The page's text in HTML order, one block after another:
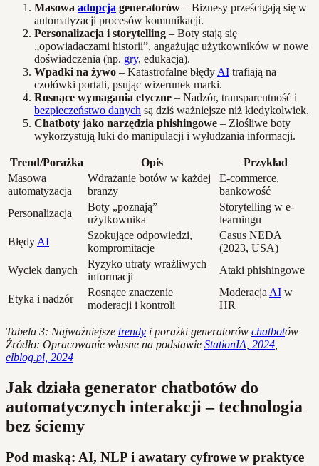
Masowa adopcja generatorów – Biznesy prześcigają się w
automatyzacji procesów komunikacji.
Personalizacja i storytelling – Boty stają się
„opowiadaczami historii”, angażując użytkowników w nowe
doświadczenia (np. gry, edukacja).
Wpadki na żywo – Katastrofalne błędy AI trafiają na
czołówki portali, psując wizerunek marki.
Rosnące wymagania etyczne – Nadzór, transparentność i
bezpieczeństwo danych są dziś ważniejsze niż kiedykolwiek.
Chatboty jako narzędzia phishingowe – Złośliwe boty
wykorzystują luki do manipulacji i wyłudzania informacji.
Trend/Porażka Opis
Przykład
Masowa
automatyzacja
Wdrażanie botów w każdej
branży
E-commerce,
bankowość
Personalizacja
Boty „poznają”
użytkownika
Storytelling w e-
learningu
Błędy AI
Szokujące odpowiedzi,
kompromitacje
Casus NEDA
(2023, USA)
Wyciek danych
Ryzyko utraty wrażliwych
informacji
Ataki phishingowe
Etyka i nadzór
Rosnące znaczenie
moderacji i kontroli
Moderacja AI w
HR
Tabela 3: Najważniejsze trendy i porażki generatorów chatbotów
Źródło: Opracowanie własne na podstawie StationIA, 2024
elblog.pl, 2024
Jak działa generator chatbotów do
automatycznych interakcji – technologia
bez ściemy
Pod maską: AI, NLP i awatary cyfrowe w praktyce